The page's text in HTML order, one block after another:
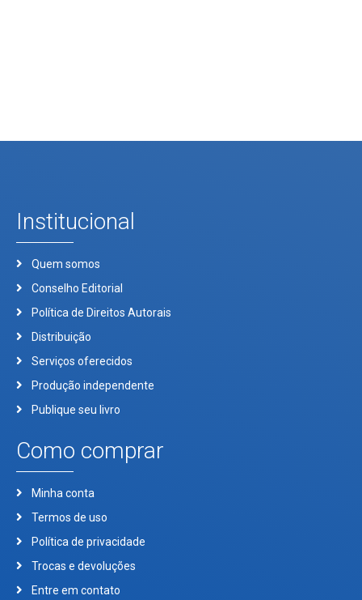
Institucional
Quem somos
Conselho Editorial
Política de Direitos Autorais
Distribuição
Serviços oferecidos
Produção independente
Publique seu livro
Como comprar
Minha conta
Termos de uso
Política de privacidade
Trocas e devoluções
Entre em contato